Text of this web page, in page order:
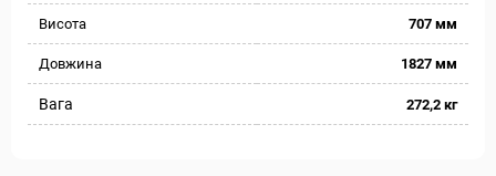
Висота 707 мм
Довжина 1827 мм
Вага 272,2 кг